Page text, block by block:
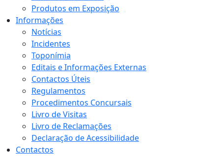
Produtos em Exposição
Informações
Notícias
Incidentes
Toponímia
Editais e Informações Externas
Contactos Úteis
Regulamentos
Procedimentos Concursais
Livro de Visitas
Livro de Reclamações
Declaração de Acessibilidade
Contactos